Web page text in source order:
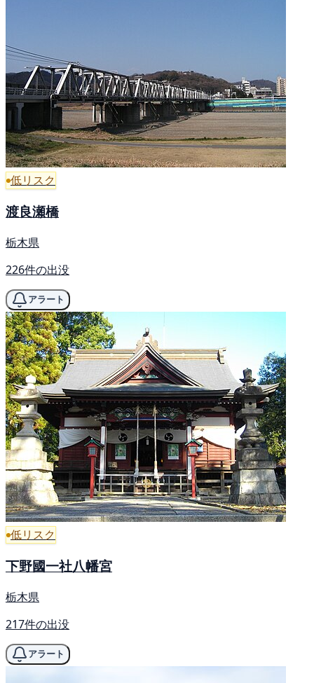
低リスク
渡良瀬橋
栃木県
226件の出没
アラート
低リスク
下野國一社八幡宮
栃木県
217件の出没
アラート